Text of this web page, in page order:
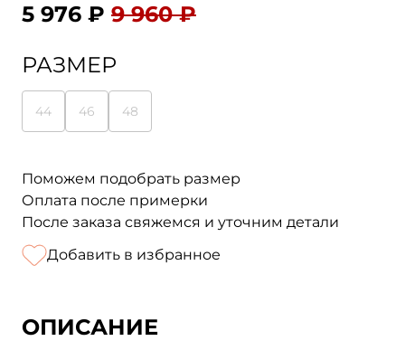
5 976 ₽ 9 960 ₽
РАЗМЕР
44 46 48
Поможем подобрать размер
Оплата после примерки
После заказа свяжемся и уточним детали
Добавить в избранное
ОПИСАНИЕ